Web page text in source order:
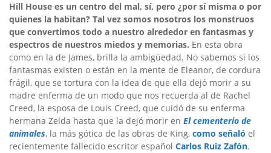
Hill House es un centro del mal, sí, pero ¿por sí misma o por
quienes la habitan? Tal vez somos nosotros los monstruos
que convertimos todo a nuestro alrededor en fantasmas y
espectros de nuestros miedos y memorias. En esta obra
como en la de James, brilla la ambigüedad. No sabemos si los
fantasmas existen o están en la mente de Eleanor, de cordura
frágil, que se tortura con la idea de que ella dejó morir a su
madre enferma de un modo que nos recuerda al de Rachel
Creed, la esposa de Louis Creed, que cuidó de su enferma
hermana Zelda hasta que la dejó morir en El cementerio de
animales, la más gótica de las obras de King, como señaló el
recientemente fallecido escritor español Carlos Ruiz Zafón.